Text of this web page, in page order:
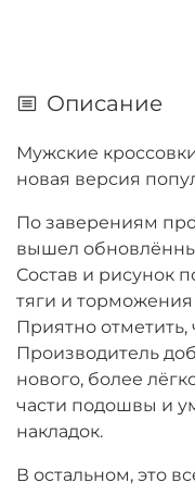
Описание
Мужские
новая версия
По заверениям
вышел
Состав и рисунок
тяги и
Приятно отметить,
Производитель
нового, более
части подошвы и
накладок.
В остальном, это